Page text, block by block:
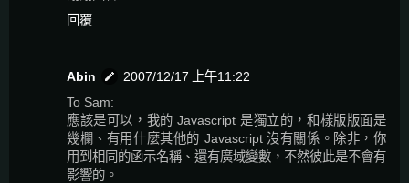
回覆
Abin
2007/12/17 上午11:22
To Sam:
應該是可以，我的 Javascript 是獨立的，和樣版版面是
幾欄、有用什麼其他的 Javascript 沒有關係。除非，你
用到相同的函示名稱、還有廣域變數，不然彼此是不會有
影響的。